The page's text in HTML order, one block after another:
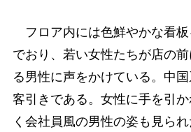
フロア内には色鮮やかな看板
でおり、若い女性たちが店の
る男性に声をかけている。中
客引きである。女性に手を引
く会社員風の男性の姿も見られ